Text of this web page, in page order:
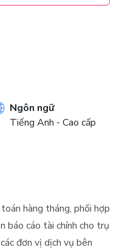
Ngôn ngữ
Tiếng Anh - Cao cấp
hàng tháng, phối hợp
báo cáo tài chính cho trụ
đơn vị dịch vụ bên